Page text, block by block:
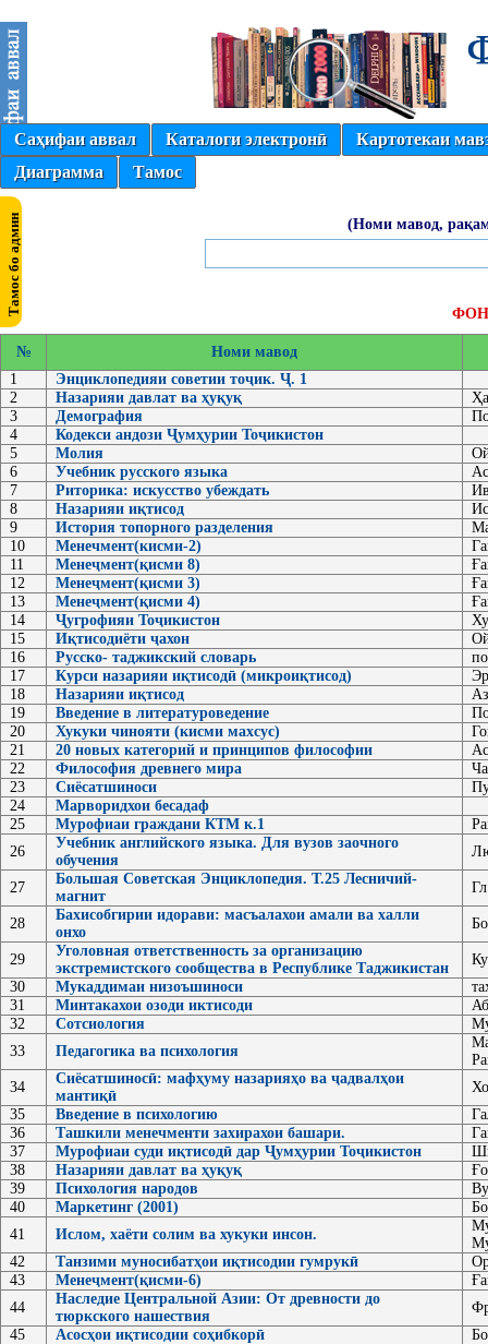
Саҳифаи аввал Каталоги электронӣ
Картотекаи
Диаграмма
Тамос
(Номи мавод,
№
Номи мавод
1
Энциклопедияи советии тоҷик. Ҷ. 1
2
Назарияи давлат ва ҳуқуқ
3
Демография
4
Кодекси андози Ҷумҳурии Тоҷикистон
5
Молия
6
Учебник русского языка
7
Риторика: искусство убеждать
8
Назарияи иқтисод
9
История топорного разделения
10
Менечмент(кисми-2)
11
Менеҷмент(қисми 8)
12
Менеҷмент(қисми 3)
13
Менеҷмент(қисми 4)
14
Ҷугрофияи Тоҷикистон
15
Иқтисодиёти ҷахон
16
Русско- таджикский словарь
17
Курси назарияи иқтисодӣ (микроиқтисод)
18
Назарияи иқтисод
19
Введение в литературоведение
20
Хукуки чинояти (кисми махсус)
21
20 новых категорий и принципов философии
22
Философия древнего мира
23
Сиёсатшиноси
24
Марворидхои бесадаф
25
Мурофиаи граждани КТМ к.1
26
Учебник английского языка. Для вузов заочного
обучения
27
Большая Советская Энциклопедия. Т.25 Лесничий-
магнит
28
Бахисобгирии идорави: масъалахои амали ва халли
онхо
29
Уголовная ответственность за организацию
экстремистского сообщества в Республике Таджикистан
30
Мукаддимаи низоъшиноси
31
Минтакахои озоди иктисоди
32
Сотсиология
33
Педагогика ва психология
34
Сиёсатшиносӣ: мафҳуму назарияҳо ва ҷадвалҳои
мантиқӣ
35
Введение в психологию
36
Ташкили менечменти захирахои башари.
37
Мурофиаи суди иқтисодӣ дар Ҷумҳурии Тоҷикистон
38
Назарияи давлат ва ҳуқуқ
39
Психология народов
40
Маркетинг (2001)
41
Ислом, хаёти солим ва хукуки инсон.
42
Танзими муносибатҳои иқтисодии гумрукӣ
43
Менеҷмент(қисми-6)
44
Наследие Центральной Азии: От древности до
тюркского нашествия
45
Асосҳои иқтисодии соҳибкорӣ